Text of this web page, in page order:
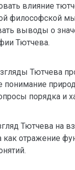
влияние
философской
выводы о
Тютчева.
Тютчева
понимание
порядка и
Тютчева на
как отражение